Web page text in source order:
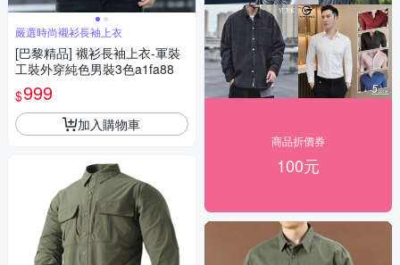
嚴選時尚襯衫長袖上衣
[巴黎精品] 襯衫長袖上衣-軍裝
工裝外穿純色男裝3色a1fa88
$999
加入購物車
商品折價券
100元